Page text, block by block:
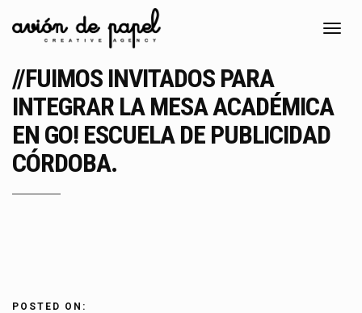
//FUIMOS INVITADOS PARA
INTEGRAR LA MESA ACADÉMICA
EN GO! ESCUELA DE PUBLICIDAD
CÓRDOBA.
POSTED ON: